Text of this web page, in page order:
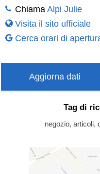
Chiama Alpi Julie
Visita il sito ufficiale
Cerca orari di
Aggiorna dati
Tag di
negozio, articoli,